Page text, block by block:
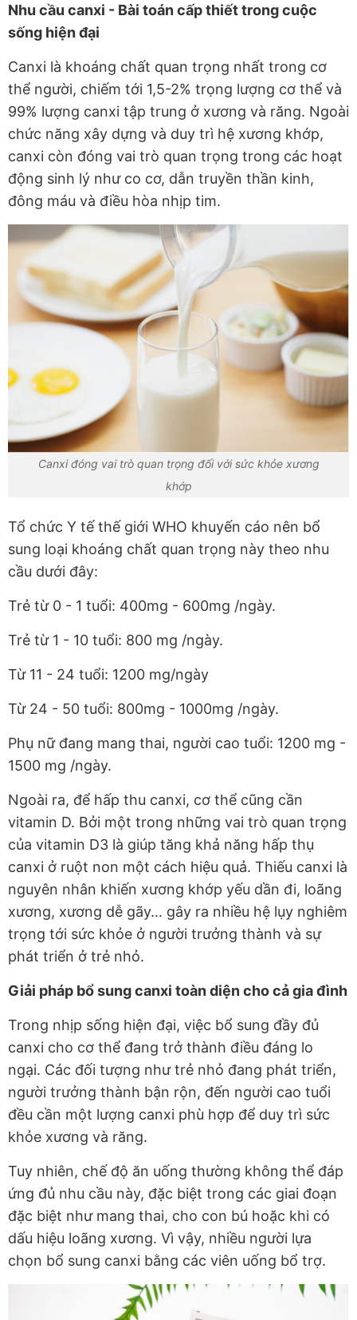
Nhu cầu canxi - Bài toán cấp thiết trong cuộc
sống hiện đại
Canxi là khoáng chất quan trọng nhất trong cơ
thể người, chiếm tới 1,5-2% trọng lượng cơ thể và
99% lượng canxi tập trung ở xương và răng. Ngoài
chức năng xây dựng và duy trì hệ xương khớp,
canxi còn đóng vai trò quan trọng trong các hoạt
động sinh lý như co cơ, dẫn truyền thần kinh,
đông máu và điều hòa nhịp tim.
Canxi đóng vai trò quan trọng đối với sức khỏe xương
khớp
Tổ chức Y tế thế giới WHO khuyến cáo nên bổ
sung loại khoáng chất quan trọng này theo nhu
cầu dưới đây:
Trẻ từ 0 - 1 tuổi: 400mg - 600mg /ngày.
Trẻ từ 1 - 10 tuổi: 800 mg /ngày.
Từ 11 - 24 tuổi: 1200 mg/ngày
Từ 24 - 50 tuổi: 800mg - 1000mg /ngày.
Phụ nữ đang mang thai, người cao tuổi: 1200 mg -
1500 mg /ngày.
Ngoài ra, để hấp thu canxi, cơ thể cũng cần
vitamin D. Bởi một trong những vai trò quan trọng
của vitamin D3 là giúp tăng khả năng hấp thụ
canxi ở ruột non một cách hiệu quả. Thiếu canxi là
nguyên nhân khiến xương khớp yếu dần đi, loãng
xương, xương dễ gãy… gây ra nhiều hệ lụy nghiêm
trọng tới sức khỏe ở người trưởng thành và sự
phát triển ở trẻ nhỏ.
Giải pháp bổ sung canxi toàn diện cho cả gia đình
Trong nhịp sống hiện đại, việc bổ sung đầy đủ
canxi cho cơ thể đang trở thành điều đáng lo
ngại. Các đối tượng như trẻ nhỏ đang phát triển,
người trưởng thành bận rộn, đến người cao tuổi
đều cần một lượng canxi phù hợp để duy trì sức
khỏe xương và răng.
Tuy nhiên, chế độ ăn uống thường không thể đáp
ứng đủ nhu cầu này, đặc biệt trong các giai đoạn
đặc biệt như mang thai, cho con bú hoặc khi có
dấu hiệu loãng xương. Vì vậy, nhiều người lựa
chọn bổ sung canxi bằng các viên uống bổ trợ.